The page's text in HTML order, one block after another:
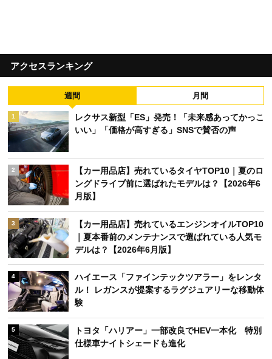
アクセスランキング
週間 月間
1
レクサス新型「ES」発売！「未来感あってかっこ
いい」「価格が高すぎる」SNSで賛否の声
2
【カー用品店】売れているタイヤTOP10｜夏のロ
ングドライブ前に選ばれたモデルは？【2026年6
月版】
3
【カー用品店】売れているエンジンオイルTOP10
｜夏本番前のメンテナンスで選ばれている人気モ
デルは？【2026年6月版】
4
ハイエース「ファインテックツアラー」をレンタ
ル！ レガンスが提案するラグジュアリーな移動体
験
5
トヨタ「ハリアー」一部改良でHEV一本化 特別
仕様車ナイトシェードも進化